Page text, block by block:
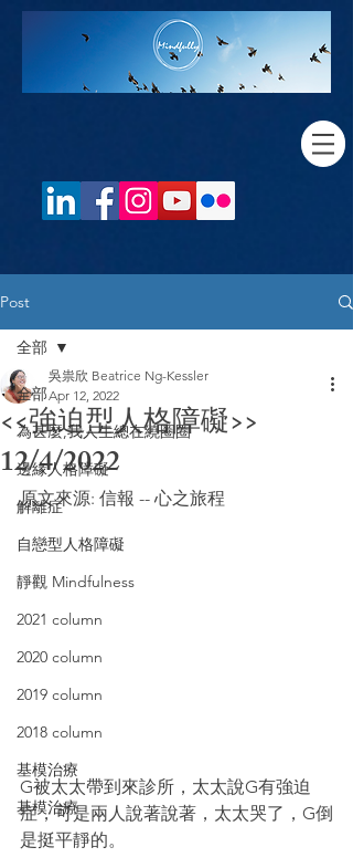
Post
全部
為甚麼,我人生總在繞圈圈
邊緣人格障礙
解離症
自戀型人格障礙
靜觀 Mindfulness
2021 column
2020 column
2019 column
2018 column
基模治療
基模治療
全部
<<強迫型人格障礙>>
12/4/2022
吳祟欣 Beatrice Ng-Kessler
Apr 12, 2022
原文來源: 信報 -- 心之旅程
G被太太帶到來診所，太太說G有強迫
症，可是兩人說著說著，太太哭了，G倒
是挺平靜的。